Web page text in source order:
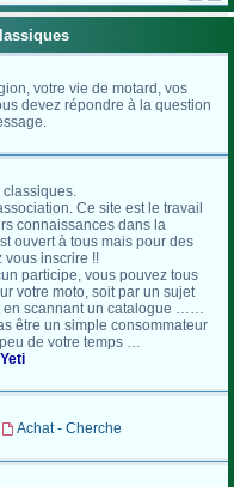
votre vie de motard, vos
devez répondre à la question
classiques.
Ce site est le travail
connaissances dans la
ouvert à tous mais pour des
vous inscrire !!
participe, vous pouvez tous
votre moto, soit par un sujet
en scannant un catalogue ……
être un simple consommateur
de votre temps …
Yeti
Achat - Cherche